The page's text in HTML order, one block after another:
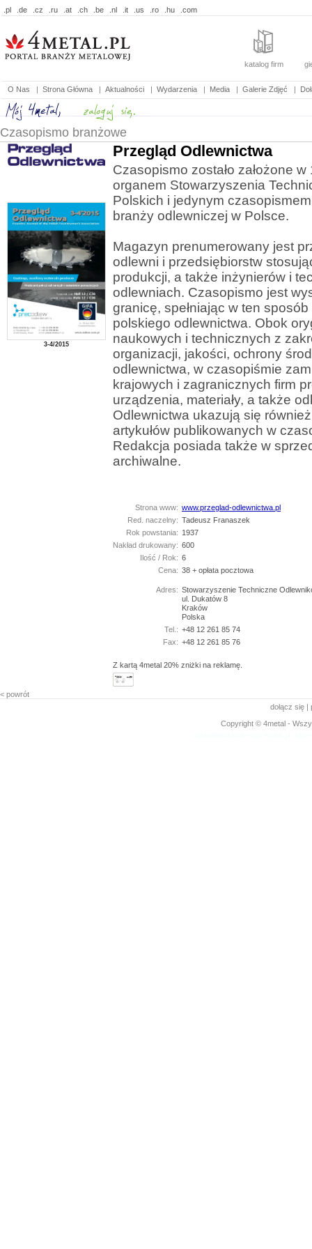
.pl .de .cz .ru .at .ch .be .nl .it .us .ro .hu .com
katalog firm
O Nas | Strona Główna | Aktualności | Wydarzenia | Media | Galerie Zdjęć |
Czasopismo branżowe
3-4/2015
Przegląd Odlewnictwa
Czasopismo zostało założone
organem Stowarzyszenia
Polskich i jedynym
branży odlewniczej w Polsce.
Magazyn prenumerowany jest
odlewni i przedsiębiorstw
produkcji, a także inżynierów i
odlewniach. Czasopismo jest
granicę, spełniając w ten
polskiego odlewnictwa. Obok
naukowych i technicznych z
organizacji, jakości, ochrony
odlewnictwa, w czasopiśmie
krajowych i zagranicznych firm
urządzenia, materiały, a także
Odlewnictwa ukazują się
artykułów publikowanych w
Redakcja posiada także w
archiwalne.
Strona www: www.przeglad-odlewnictwa.pl
Red. naczelny: Tadeusz Franaszek
Rok powstania: 1937
Nakład drukowany: 600
Ilość / Rok: 6
Cena: 38 + opłata pocztowa
Adres: Stowarzyszenie Techniczne
ul. Dukatów 8
Kraków
Polska
Tel.: +48 12 261 85 74
Fax: +48 12 261 85 76
Z kartą 4metal 20% zniżki na reklamę.
< powrót
dołącz się |
Copyright © 4metal -